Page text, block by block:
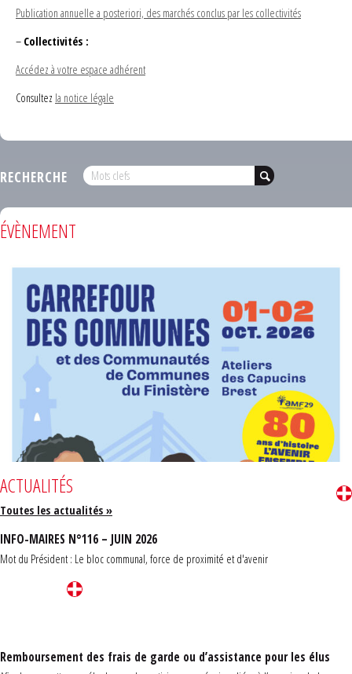
Publication annuelle a posteriori, des marchés conclus par les collectivités
– Collectivités :
Accédez à votre espace adhérent
Consultez la notice légale
RECHERCHE
ÉVÈNEMENT
ACTUALITÉS
Toutes les actualités »
INFO-MAIRES N°116 – JUIN 2026
Mot du Président : Le bloc communal, force de proximité et d'avenir
Remboursement des frais de garde ou d’assistance pour les élus